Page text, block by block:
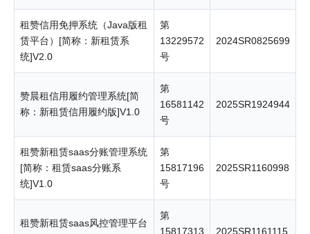
租赞信用免押系统（Java版租
赁平台）[简称：新租赁系
统]V2.0
第
13229572
号
2024SR0825699
赞晨租信用履约管理系统[简
称：新租赁信用履约版]V1.0
第
16581142
号
2025SR1924944
租赞新租赁saas分账管理系统
[简称：租赁saas分账系
统]V1.0
第
15817196
号
2025SR1160998
租赞新租赁saas风控管理平台
第
15817313
2025SR1161115